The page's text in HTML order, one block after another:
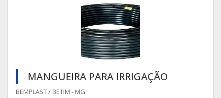
MANGUEIRA PARA IRRIGAÇÃO
BEMPLAST / BETIM - MG